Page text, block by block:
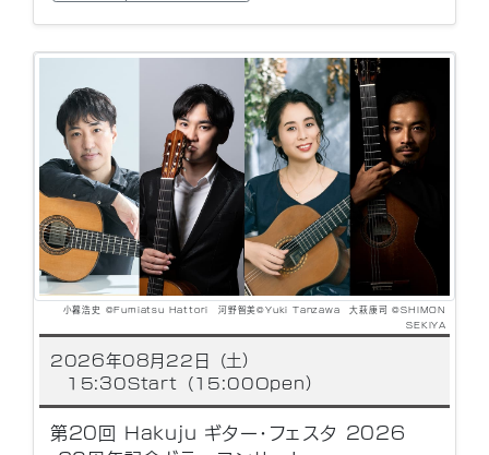
小暮浩史 ©Fumiatsu Hattori 河野智美©Yuki Tanzawa 大萩康司 ©SHIMON
SEKIYA
2026年08月22日（土）
15:30Start（15:00Open）
第20回 Hakuju ギター･フェスタ 2026